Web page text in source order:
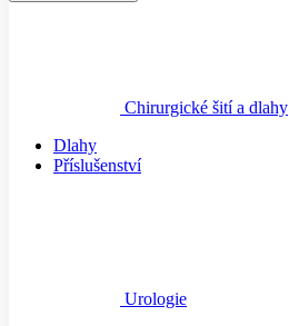
Chirurgické šití a dlahy
Dlahy
Příslušenství
Urologie